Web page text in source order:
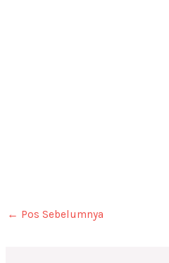
← Pos Sebelumnya